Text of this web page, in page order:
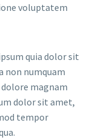
voluptatem
quia dolor sit
non numquam
magnam
dolor sit amet,
tempor